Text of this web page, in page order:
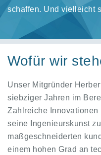
schaffen. Und vielleicht
Wofür wir
Unser Mitgründer
siebziger Jahren im
Zahlreiche
seine Ingenieurskunst
maßgeschneiderten
einem hohen Grad an